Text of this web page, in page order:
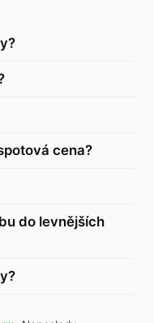
cena?
do levnějších